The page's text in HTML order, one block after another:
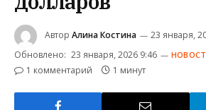
Автор Алина Костина
23 января,
Обновлено: 23 января, 2026 9:46
1 комментарий 1 минут